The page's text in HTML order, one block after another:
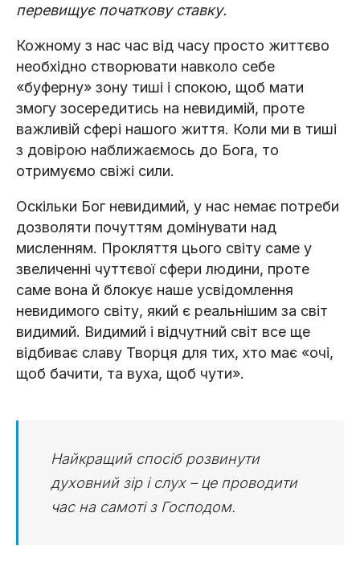
перевищує початкову ставку.
Кожному з нас час від часу просто життєво
необхідно створювати навколо себе
«буферну» зону тиші і спокою, щоб мати
змогу зосередитись на невидимій, проте
важливій сфері нашого життя. Коли ми в тиші
з довірою наближаємось до Бога, то
отримуємо свіжі сили.
Оскільки Бог невидимий, у нас немає потреби
дозволяти почуттям домінувати над
мисленням. Прокляття цього світу саме у
звеличенні чуттєвої сфери людини, проте
саме вона й блокує наше усвідомлення
невидимого світу, який є реальнішим за світ
видимий. Видимий і відчутний світ все ще
відбиває славу Творця для тих, хто має «очі,
щоб бачити, та вуха, щоб чути».
Найкращий спосіб розвинути
духовний зір і слух – це проводити
час на самоті з Господом.